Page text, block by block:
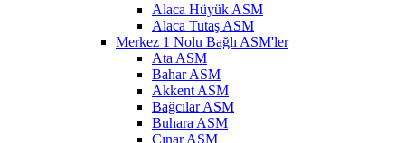
Alaca Hüyük ASM
Alaca Tutaş ASM
Merkez 1 Nolu Bağlı ASM'ler
Ata ASM
Bahar ASM
Akkent ASM
Bağcılar ASM
Buhara ASM
Çınar ASM